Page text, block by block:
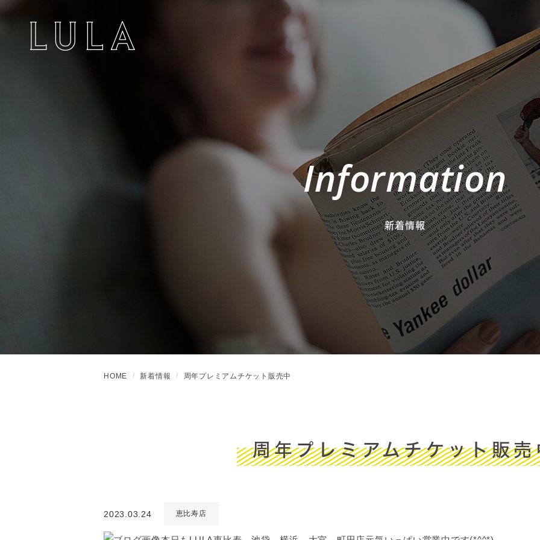
Information
新着情報
HOME 新着情報 周年プレミアムチケット販売中
周年プレミアムチケット販
2023.03.24 恵比寿店